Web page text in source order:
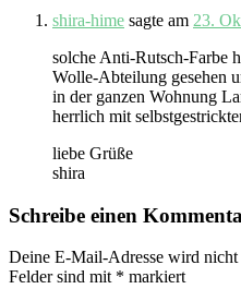
shira-hime sagte am 23.
solche Anti-Rutsch-Farbe
Wolle-Abteilung gesehen
in der ganzen Wohnung
herrlich mit
liebe Grüße
shira
Schreibe einen
Deine E-Mail-Adresse wird
Felder sind mit * markiert